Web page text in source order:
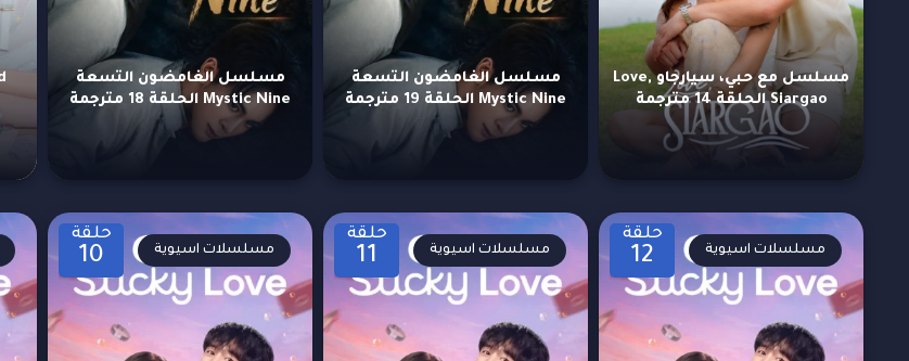
مسلسل مع حبي، سيارجاو Love,
Siargao الحلقة 14 مترجمة
مسلسل الغامضون التسعة
Mystic Nine الحلقة 19 مترجمة
مسلسل الغامضون التسعة
Mystic Nine الحلقة 18 مترجمة
حلقة
12 مسلسلات اسيوية
حلقة
11 مسلسلات اسيوية
حلقة
10 مسلسلات اسيوية